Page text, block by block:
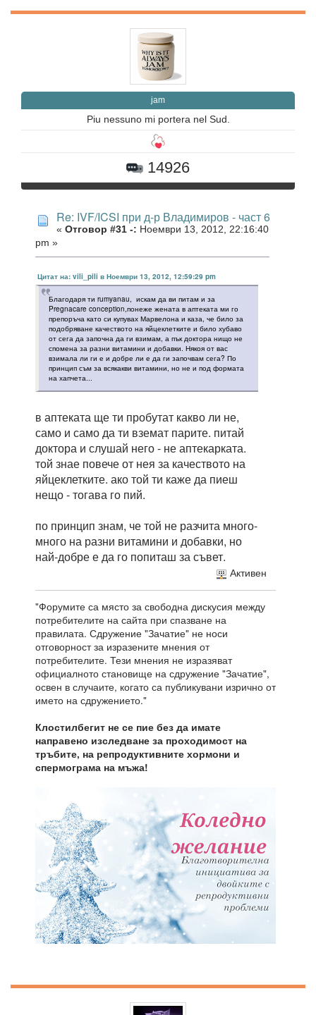
jam
Piu nessuno mi portera nel Sud.
14926
Re: IVF/ICSI при д-р Владимиров - част 6
« Отговор #31 -: Ноември 13, 2012, 22:16:40
pm »
Цитат на: vili_pili в Ноември 13, 2012, 12:59:29 pm
Благодаря ти rumyanau, искам да ви питам и за
Pregnacare conception,понеже жената в аптеката ми го
препоръча като си купувах Марвелона и каза, че било за
подобряване качеството на яйцеклетките и било хубаво
от сега да започна да ги взимам, а пък доктора нищо не
спомена за разни витамини и добавки. Някоя от вас
взимала ли ги е и добре ли е да ги започвам сега? По
принцип съм за всякакви витамини, но не и под формата
на хапчета...
в аптеката ще ти пробутат какво ли не,
само и само да ти вземат парите. питай
доктора и слушай него - не аптекарката.
той знае повече от нея за качеството на
яйцеклетките. ако той ти каже да пиеш
нещо - тогава го пий.
по принцип знам, че той не разчита много-
много на разни витамини и добавки, но
най-добре е да го попиташ за съвет.
Активен
"Форумите са място за свободна дискусия между
потребителите на сайта при спазване на
правилата. Сдружение "Зачатие" не носи
отговорност за изразените мнения от
потребителите. Тези мнения не изразяват
официалното становище на сдружение "Зачатие",
освен в случаите, когато са публикувани изрично от
името на сдружението."
Клостилбегит не се пие без да имате
направено изследване за проходимост на
тръбите, на репродуктивните хормони и
спермограма на мъжа!